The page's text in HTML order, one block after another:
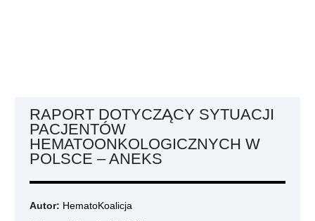
RAPORT DOTYCZĄCY SYTUACJI
PACJENTÓW
HEMATOONKOLOGICZNYCH W
POLSCE – ANEKS
Autor: HematoKoalicja